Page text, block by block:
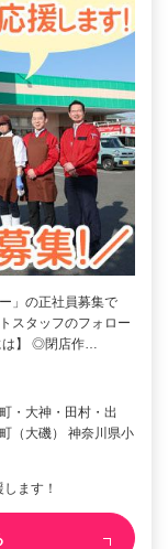
」の正社員募集で
スタッフのフォロー
は】 ◎閉店作…
・大神・田村・出
（大磯） 神奈川県小
ます！